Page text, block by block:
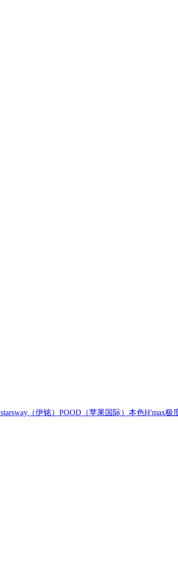
starsway（伊铭） POOD（苹果国际） 本色H'max极